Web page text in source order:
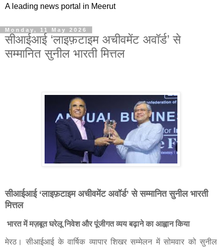
A leading news portal in Meerut
Monday, 11 May 2026
सीआईआई ‘लाइफ़टाइम अचीवमेंट अवॉर्ड’ से
सम्मानित सुनील भारती मित्तल
सीआईआई ‘लाइफ़टाइम अचीवमेंट अवॉर्ड’ से सम्मानित सुनील भारती
मित्तल
भारत में मज़बूत घरेलू निवेश और पूंजीगत व्यय बढ़ाने का आह्वान किया
मेरठ। सीआईआई के वार्षिक व्यापार शिखर सम्मेलन में सोमवार को सुनील